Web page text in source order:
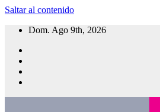
Saltar al contenido
Dom. Ago 9th, 2026